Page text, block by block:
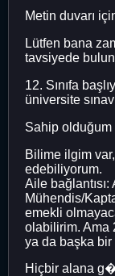
Metin duvarı
Lütfen bana
tavsiyede
12. Sınıfa
üniversite
Sahip olduğum
Bilime ilgim
edebiliyorum.
Aile
Mühendis/
emekli
olabilirim. Ama
ya da başka
Hiçbir alana